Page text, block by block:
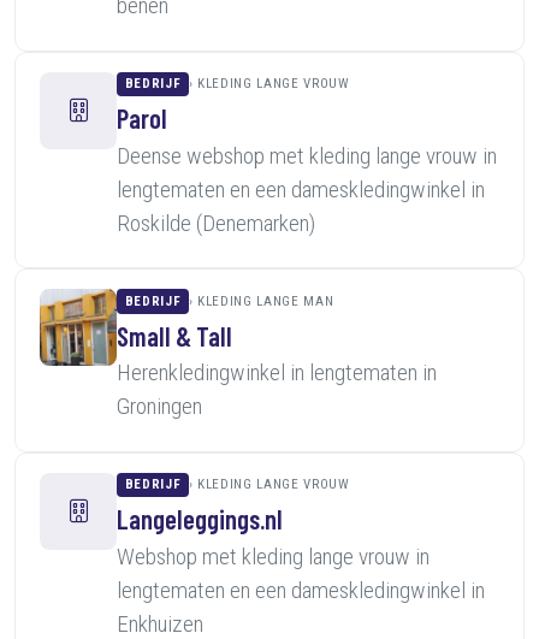
benen
BEDRIJF KLEDING LANGE VROUW
Parol
Deense webshop met kleding lange vrouw in
lengtematen en een dameskledingwinkel in
Roskilde (Denemarken)
BEDRIJF KLEDING LANGE MAN
Small & Tall
Herenkledingwinkel in lengtematen in
Groningen
BEDRIJF KLEDING LANGE VROUW
Langeleggings.nl
Webshop met kleding lange vrouw in
lengtematen en een dameskledingwinkel in
Enkhuizen